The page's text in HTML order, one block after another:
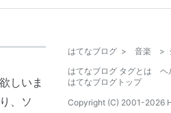
しいま
、ソ
はてなブログ > 音楽 >
はてなブログ タグとは
ヘ
はてなブログトップ
Copyright (C) 2001-2026